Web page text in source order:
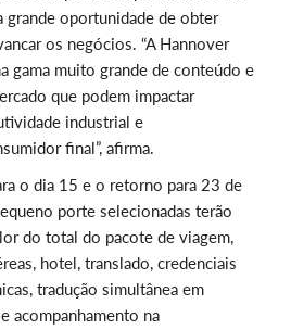
grande oportunidade de obter
os negócios. “A Hannover
gama muito grande de conteúdo e
que podem impactar
industrial e
final”, afirma.
o dia 15 e o retorno para 23 de
porte selecionadas terão
do total do pacote de viagem,
hotel, translado, credenciais
tradução simultânea em
acompanhamento na